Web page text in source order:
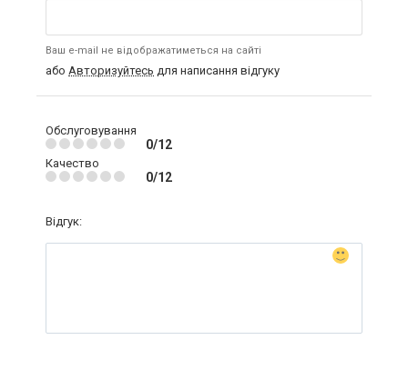
Ваш e-mail не відображатиметься на сайті
або Авторизуйтесь для написання відгуку
Обслуговування
0/12
Качество
0/12
Відгук: